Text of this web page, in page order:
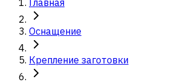
Главная
Оснащение
Крепление заготовки